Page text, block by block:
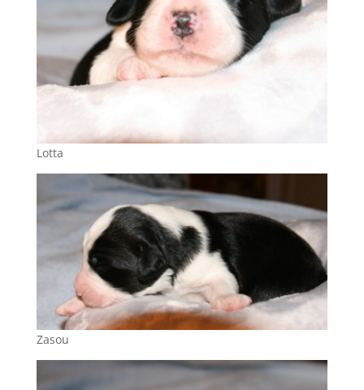
Lotta
Zasou